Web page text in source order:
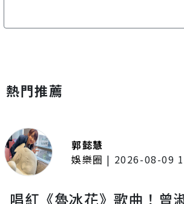
熱門推薦
郭懿慧
娛樂圈 | 2026-08-09
唱紅《魯冰花》歌曲！曾